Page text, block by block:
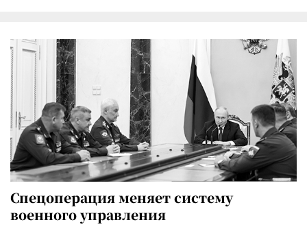
Спецоперация меняет систему
военного управления